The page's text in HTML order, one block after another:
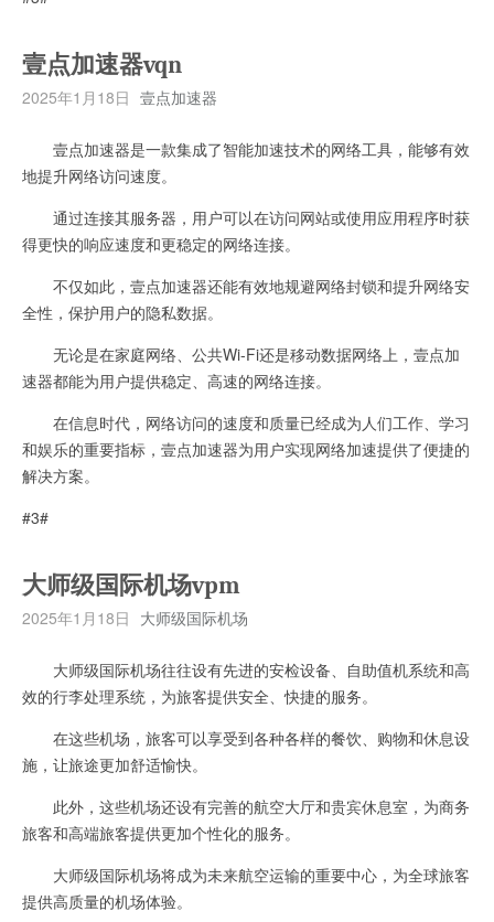
壹点加速器vqn
2025年1月18日 壹点加速器
壹点加速器是一款集成了智能加速技术的网络工具，能够有效
地提升网络访问速度。
通过连接其服务器，用户可以在访问网站或使用应用程序时获
得更快的响应速度和更稳定的网络连接。
不仅如此，壹点加速器还能有效地规避网络封锁和提升网络安
全性，保护用户的隐私数据。
无论是在家庭网络、公共Wi-Fi还是移动数据网络上，壹点加
速器都能为用户提供稳定、高速的网络连接。
在信息时代，网络访问的速度和质量已经成为人们工作、学习
和娱乐的重要指标，壹点加速器为用户实现网络加速提供了便捷的
解决方案。
#3#
大师级国际机场vpm
2025年1月18日 大师级国际机场
大师级国际机场往往设有先进的安检设备、自助值机系统和高
效的行李处理系统，为旅客提供安全、快捷的服务。
在这些机场，旅客可以享受到各种各样的餐饮、购物和休息设
施，让旅途更加舒适愉快。
此外，这些机场还设有完善的航空大厅和贵宾休息室，为商务
旅客和高端旅客提供更加个性化的服务。
大师级国际机场将成为未来航空运输的重要中心，为全球旅客
提供高质量的机场体验。